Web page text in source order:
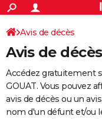
ACTUALITÉS
Politique
Société
Faits Divers
Education
Monde
Villes
+
SPORT
Coupe du monde 2026
Football
Tennis
Cyclisme
Rugby
Forum
Programme TV
TNT
Streaming
Cinéma
Sorties cinéma
Musique
+
FINANCE
Retraite
Epargne
Immobilier
Risques naturels par ville
Banque
Assurance
AUTO
Avis de décès
Avis de
Accédez gratuitement
GOUAT. Vous pouvez
avis de décès ou un
nom d'un défunt et/ou